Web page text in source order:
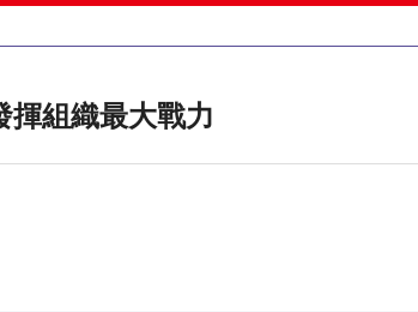
揮組織最大戰力